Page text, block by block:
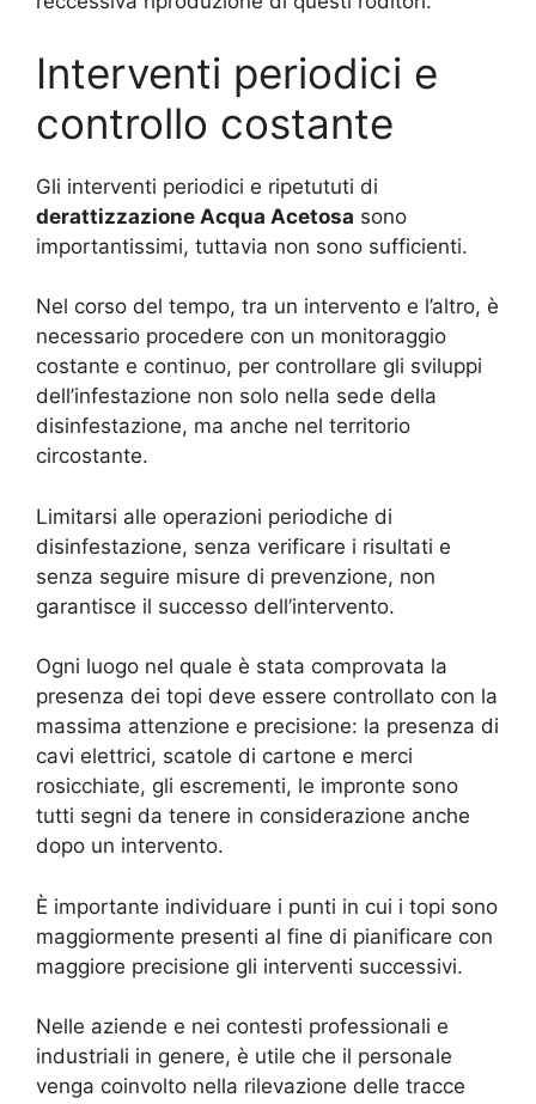
Interventi periodici e
controllo costante
Gli interventi periodici e ripetututi di
derattizzazione Acqua Acetosa sono
importantissimi, tuttavia non sono sufficienti.
Nel corso del tempo, tra un intervento e l’altro, è
necessario procedere con un monitoraggio
costante e continuo, per controllare gli sviluppi
dell’infestazione non solo nella sede della
disinfestazione, ma anche nel territorio
circostante.
Limitarsi alle operazioni periodiche di
disinfestazione, senza verificare i risultati e
senza seguire misure di prevenzione, non
garantisce il successo dell’intervento.
Ogni luogo nel quale è stata comprovata la
presenza dei topi deve essere controllato con la
massima attenzione e precisione: la presenza di
cavi elettrici, scatole di cartone e merci
rosicchiate, gli escrementi, le impronte sono
tutti segni da tenere in considerazione anche
dopo un intervento.
È importante individuare i punti in cui i topi sono
maggiormente presenti al fine di pianificare con
maggiore precisione gli interventi successivi.
Nelle aziende e nei contesti professionali e
industriali in genere, è utile che il personale
venga coinvolto nella rilevazione delle tracce